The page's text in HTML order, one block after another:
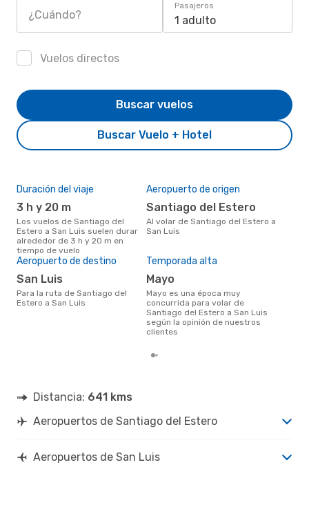
¿Cuándo?
Pasajeros
1 adulto
Vuelos directos
Buscar Vuelo + Hotel
Buscar vuelos
Duración del viaje
3 h y 20 m
Los vuelos de Santiago del
Estero a San Luis suelen durar
alrededor de 3 h y 20 m en
tiempo de vuelo
Aeropuerto de origen
Santiago del Estero
Al volar de Santiago del Estero a
San Luis
Aeropuerto de destino
San Luis
Para la ruta de Santiago del
Estero a San Luis
Temporada alta
mayo
mayo es una época muy
concurrida para volar de
Santiago del Estero a San Luis
según la opinión de nuestros
clientes
Distancia: 641 kms
Aeropuertos de Santiago del Estero
Aeropuertos de San Luis